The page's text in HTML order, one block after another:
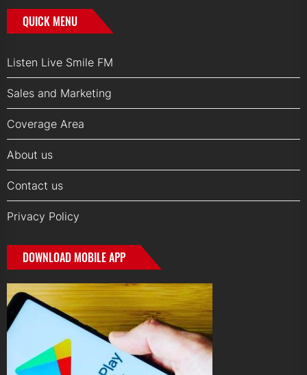
QUICK MENU
Listen Live Smile FM
Sales and Marketing
Coverage Area
About us
Contact us
Privacy Policy
DOWNLOAD MOBILE APP